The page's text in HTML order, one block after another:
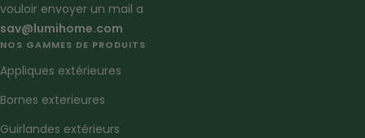
vouloir envoyer un mail a
sav@lumihome.com
NOS GAMMES DE PRODUITS
Appliques extérieures
Bornes exterieures
Guirlandes extérieurs